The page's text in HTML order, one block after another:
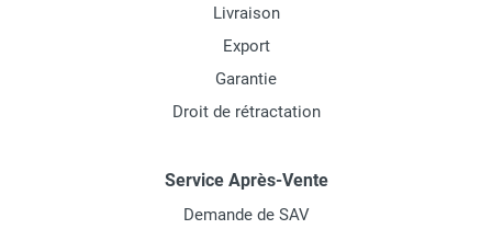
Livraison
Export
Garantie
Droit de rétractation
Service Après-Vente
Demande de SAV